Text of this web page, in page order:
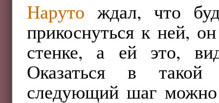
Наруто ждал, что
прикоснуться к ней,
стенке, а ей это,
Оказаться в такой
следующий шаг можно